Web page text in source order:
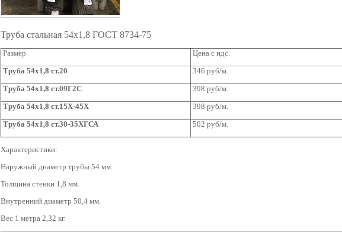
Труба стальная 54x1,8 ГОСТ 8734-75
Размер
Цена с ндс.
Труба 54x1,8 ст.20
346 руб/м.
Труба 54x1,8 ст.09Г2С
398 руб/м.
Труба 54x1,8 ст.15Х-45Х
398 руб/м.
Труба 54x1,8 ст.30-35ХГСА 502 руб/м.
Характеристики:
Наружный диаметр трубы 54 мм.
Толщина стенки 1,8 мм.
Внутренний диаметр 50,4 мм.
Вес 1 метра 2,32 кг.